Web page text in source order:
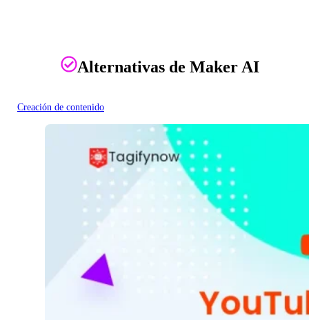
Alternativas de Maker AI
Creación de contenido